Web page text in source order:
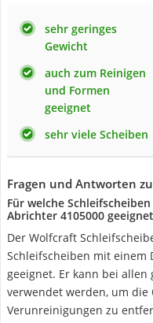
sehr geringes
Gewicht
auch zum Reinigen
und Formen
geeignet
sehr viele Scheiben
Fragen und Antworten
Für welche
Abrichter 4105000
Der Wolfcraft
Schleifscheiben mit einem
geeignet. Er kann bei
verwendet werden, um
Verunreinigungen zu